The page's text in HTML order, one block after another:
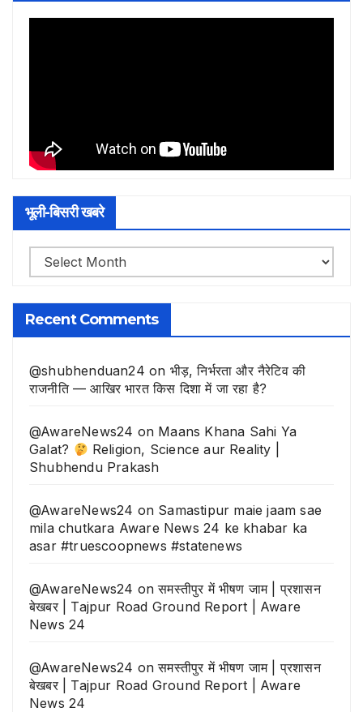
भूली-बिसरी खबरे
भूली-
बिसरी
खबरे
Recent Comments
@shubhenduan24 on भीड़, निर्भरता और नैरेटिव की
राजनीति — आखिर भारत किस दिशा में जा रहा है?
@AwareNews24 on Maans Khana Sahi Ya
Galat?
Religion, Science aur Reality |
Shubhendu Prakash
@AwareNews24 on Samastipur maie jaam sae
mila chutkara Aware News 24 ke khabar ka
asar #truescoopnews #statenews
@AwareNews24 onसमस्तीपुर में भीषण जाम | प्रशासन
बेखबर | Tajpur Road Ground Report | Aware
News 24
@AwareNews24 onसमस्तीपुर में भीषण जाम | प्रशासन
बेखबर | Tajpur Road Ground Report | Aware
News 24